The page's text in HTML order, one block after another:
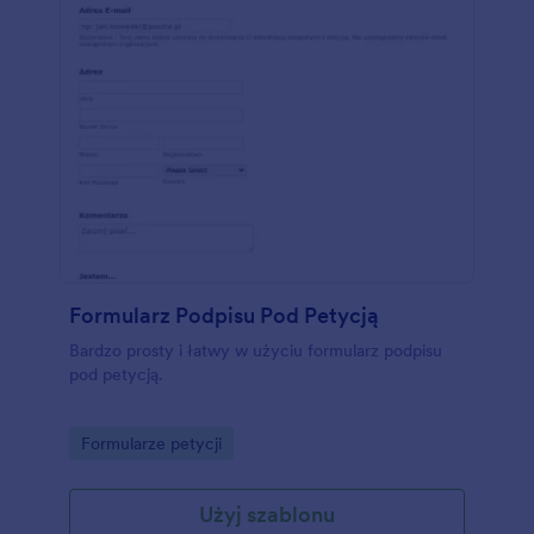
Formularz Podpisu Pod Petycją
Bardzo prosty i łatwy w użyciu formularz podpisu
pod petycją.
Go to Category:
Formularze petycji
Użyj szablonu